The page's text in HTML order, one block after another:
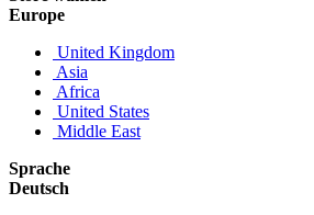
Europe
United Kingdom
Asia
Africa
United States
Middle East
Sprache
Deutsch